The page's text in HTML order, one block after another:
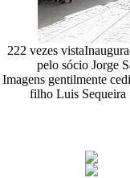
222 vezes vista
pelo sócio Jorge
Imagens gentilmente
filho Luis Sequeira